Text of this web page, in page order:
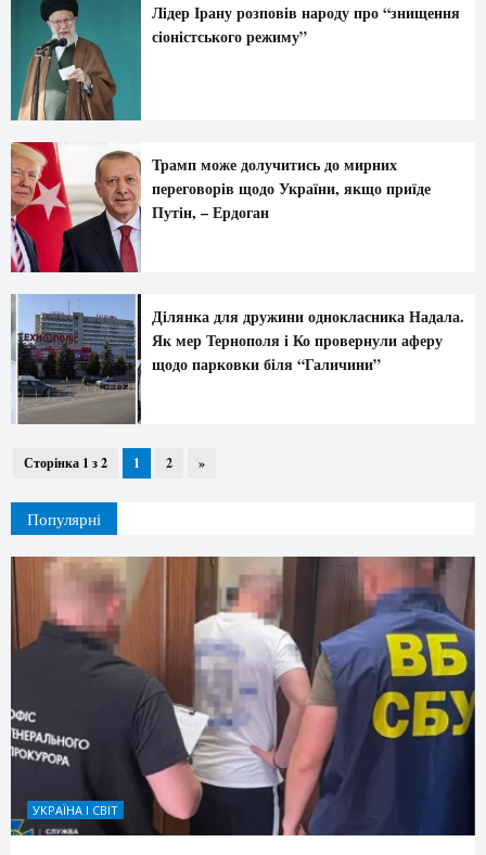
Лідер Ірану розповів народу про “знищення
сіоністського режиму”
Трамп може долучитись до мирних
переговорів щодо України, якщо приїде
Путін, – Ердоган
Ділянка для дружини однокласника Надала.
Як мер Тернополя і Ко провернули аферу
щодо парковки біля “Галичини”
Сторінка 1 з 2 1 2 »
Популярні
УКРАЇНА І СВІТ